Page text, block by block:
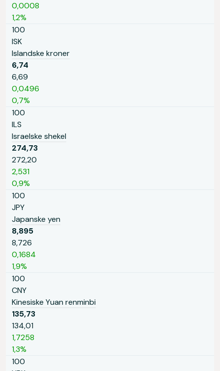
0,0008
1,2%
100
ISK
Islandske kroner
6,74
6,69
0,0496
0,7%
100
ILS
Israelske shekel
274,73
272,20
2,531
0,9%
100
JPY
Japanske yen
8,895
8,726
0,1684
1,9%
100
CNY
Kinesiske Yuan renminbi
135,73
134,01
1,7258
1,3%
100